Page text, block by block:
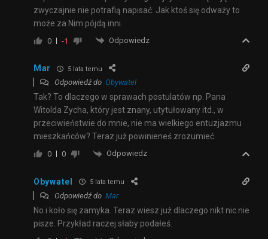
zwyczajnie nie potrafią napisać. Jak ktoś się odważy to
może za Nim pójdą inni.
0 -1 Odpowiedz
Mar 5 lata temu
Odpowiedź do Obywatel
Tak? To dlaczego w sprawach postulatów np. Pana
Witolda Zycha, który jest znany, utytułowany itd., w
przeciwieństwie do mnie, nie ma wielkiego entuzjazmu
mieszkańców? Teraz już powinieneś zrozumieć.
0 0 Odpowiedz
Obywatel 5 lata temu
Odpowiedź do Mar
No i koło się zamyka. Teraz wiesz już dlaczego nikt nic nie
pisze. Przykład raczej słaby podałeś.